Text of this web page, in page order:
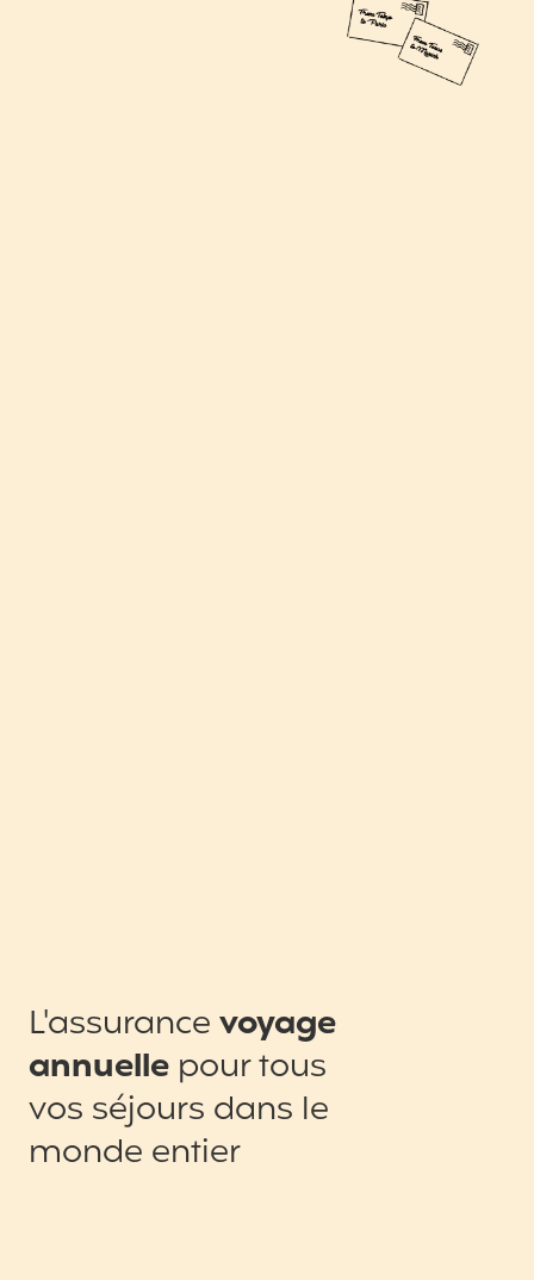
L'assurancevoyage
annuelle pour tous
vos séjours dans le
monde entier